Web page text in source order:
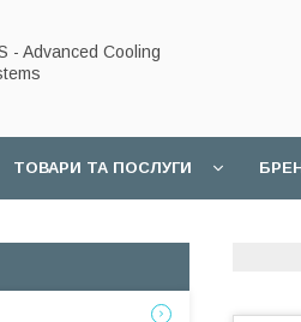
- Advanced Cooling
ТОВАРИ ТА ПОСЛУГИ